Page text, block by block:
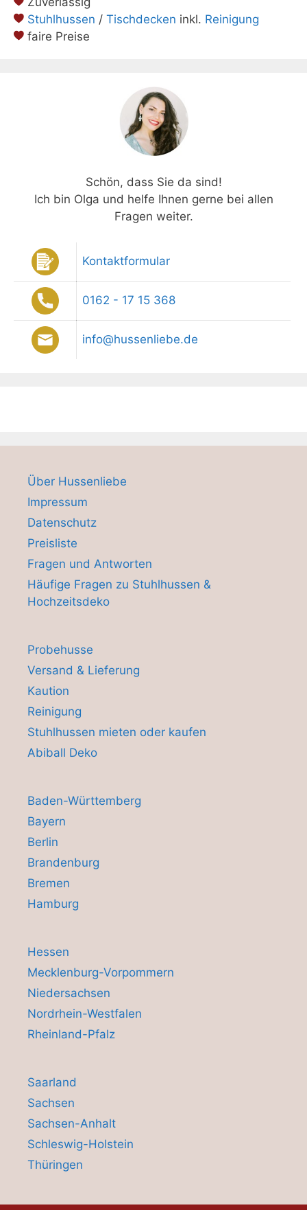
Stuhlhussen / Tischdecken inkl. Reinigung
faire Preise
Schön, dass Sie da sind!
Ich bin Olga und helfe Ihnen gerne bei allen
Fragen weiter.
Kontaktformular
0162 - 17 15 368
info@hussenliebe.de
Über Hussenliebe
Impressum
Datenschutz
Preisliste
Fragen und Antworten
Häufige Fragen zu Stuhlhussen &
Hochzeitsdeko
Probehusse
Versand & Lieferung
Kaution
Reinigung
Stuhlhussen mieten oder kaufen
Abiball Deko
Baden-Württemberg
Bayern
Berlin
Brandenburg
Bremen
Hamburg
Hessen
Mecklenburg-Vorpommern
Niedersachsen
Nordrhein-Westfalen
Rheinland-Pfalz
Saarland
Sachsen
Sachsen-Anhalt
Schleswig-Holstein
Thüringen